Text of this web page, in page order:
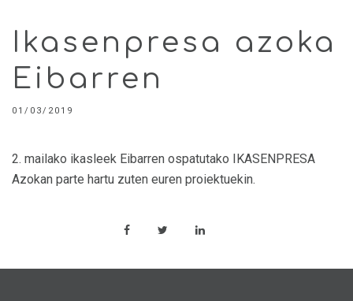
Ikasenpresa azoka
Eibarren
01/03/2019
2. mailako ikasleek Eibarren ospatutako IKASENPRESA
Azokan parte hartu zuten euren proiektuekin.